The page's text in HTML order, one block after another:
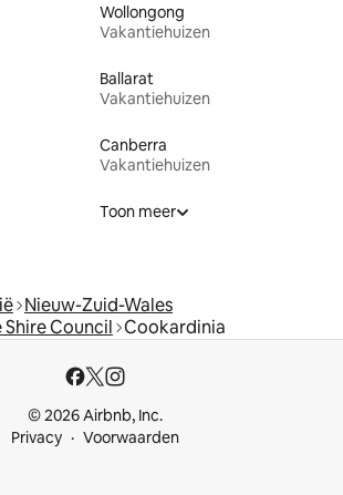
Wollongong
Vakantiehuizen
Ballarat
Vakantiehuizen
Canberra
Vakantiehuizen
Toon meer
Nieuw-Zuid-Wales
Council Cookardinia
© 2026 Airbnb, Inc.
Privacy
Voorwaarden